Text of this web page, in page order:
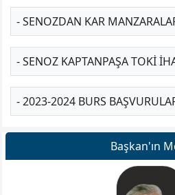
- SENOZDAN KAR
- SENOZ KAPTANPAŞA TOKI
- 2023-2024 BURS
Başkan'ın